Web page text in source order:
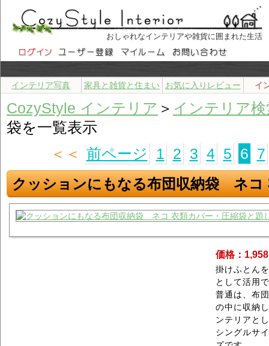
おしゃれなインテリアや雑貨に囲まれた生活
インテリア写真 家具と雑貨と住まい お気に入りレビュー イ
CozyStyle インテリア ＞ インテリア検
袋を一覧表示
＜＜ 前ページ 1 2 3 4 5 6 7
クッションにもなる布団収納袋 ネコ
価格：
掛けふとん
として活用
普通は、布
の中に収納
ンテリアと
シングルサ